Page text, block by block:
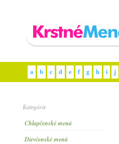
a b c d e f g h i j
Kategórie
Chlapčenské mená
Dievčenské mená